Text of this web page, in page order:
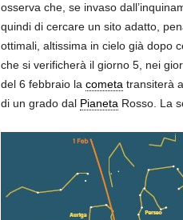
osserva che, se invaso
quindi di cercare un sito adatto,
ottimali, altissima in cielo già dopo
che si verificherà il giorno 5, nei
del 6 febbraio la cometa transiterà
di un grado dal Pianeta Rosso. La